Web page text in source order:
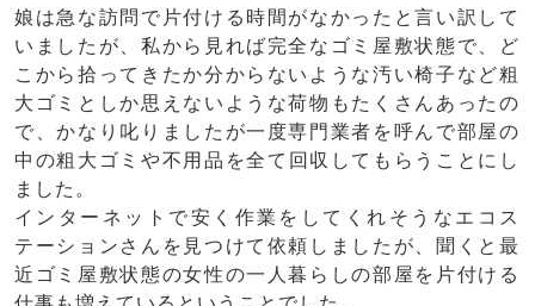
娘は急な訪問で片付ける時間がなかったと言い訳して
いましたが、私から見れば完全なゴミ屋敷状態で、ど
こから拾ってきたか分からないような汚い椅子など粗
大ゴミ としか思えないような荷物もたくさんあったの
で、かなり叱りましたが一度専門業者を呼んで部屋の
中の粗大ゴミや不用品 を全て 回収 してもらうことにし
ました。
インターネットで安く作業をしてくれそうなエコス
テーションさんを見つけて依頼しましたが、聞くと最
近ゴミ屋敷状態の女性の一人暮らしの部屋を片付ける